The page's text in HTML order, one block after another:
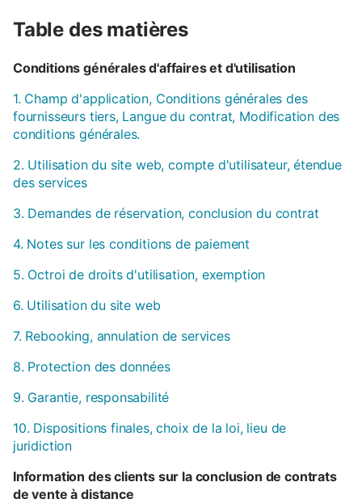
Table des matières
Conditions générales d'affaires et d'utilisation
1. Champ d'application, Conditions générales des
fournisseurs tiers, Langue du contrat, Modification des
conditions générales.
2. Utilisation du site web, compte d'utilisateur, étendue
des services
3. Demandes de réservation, conclusion du contrat
4. Notes sur les conditions de paiement
5. Octroi de droits d'utilisation, exemption
6. Utilisation du site web
7. Rebooking, annulation de services
8. Protection des données
9. Garantie, responsabilité
10. Dispositions finales, choix de la loi, lieu de
juridiction
Information des clients sur la conclusion de contrats
de vente à distance